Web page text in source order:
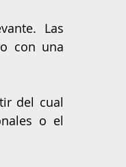
Las
con una
del cual
o el